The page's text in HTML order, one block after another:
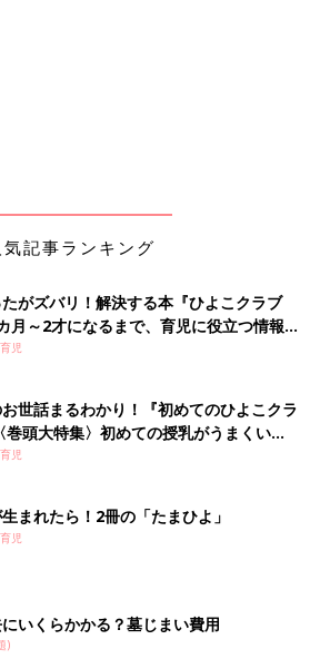
記事ランキング
がズバリ！解決する本『ひよこクラブ
～2才になるまで、育児に役立つ情報が
児
世話まるわかり！『初めてのひよこクラ
巻頭大特集〉初めての授乳がうまくい
・ミルクの基本と夏のトラブル 解決テ
児
まれたら！2冊の「たまひよ」
児
いくらかかる？墓じまい費用
)